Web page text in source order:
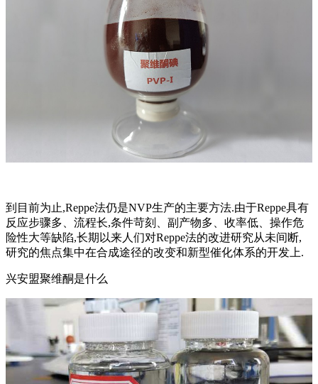
到目前为止,Reppe法仍是NVP生产的主要方法.由于Reppe具有
反应步骤多、流程长,条件苛刻、副产物多、收率低、操作危
险性大等缺陷,长期以来人们对Reppe法的改进研究从未间断,
研究的焦点集中在合成途径的改变和新型催化体系的开发上.
兴安盟聚维酮是什么